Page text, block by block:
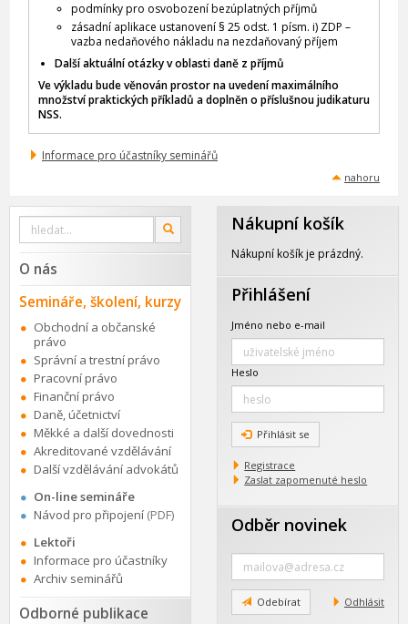
podmínky pro osvobození bezúplatných příjmů
zásadní aplikace ustanovení § 25 odst. 1 písm. i) ZDP –
vazba nedaňového nákladu na nezdaňovaný příjem
Další aktuální otázky v oblasti daně z příjmů
Ve výkladu bude věnován prostor na uvedení maximálního
množství praktických příkladů a doplněn o příslušnou judikaturu
NSS.
Informace pro účastníky seminářů
nahoru
Vyhledat
webu
OK
O nás
Semináře, školení, kurzy
Obchodní a občanské
právo
Správní a trestní právo
Pracovní právo
Finanční právo
Daně, účetnictví
Měkké a další dovednosti
Akreditované vzdělávání
Další vzdělávání advokátů
On-line semináře
Návod pro připojení (PDF)
Lektoři
Informace pro účastníky
Archiv seminářů
Odborné publikace
Nákupní košík
Nákupní košík je prázdný.
Přihlášení
Jméno nebo e-mail
Heslo
Přihlásit se
Registrace
Zaslat zapomenuté heslo
Odběr novinek
Zadejte
mail
Odebírat Odhlásit